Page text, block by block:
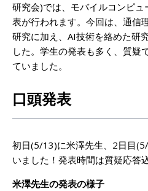
研究会)では、モバイルコンピ
表が行われます。今回は、通信
研究に加え、AI技術を絡めた研
した。学生の発表も多く、質疑
ていました。
口頭発表
初日(5/13)に米澤先生、2日目
いました！発表時間は質疑応答
米澤先生の発表の様子